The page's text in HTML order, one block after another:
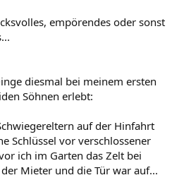
empörendes oder sonst
diesmal bei meinem ersten
Söhnen erlebt:
auf der Hinfahrt
Schlüssel vor verschlossener
ich im Garten das Zelt bei
Mieter und die Tür war auf...